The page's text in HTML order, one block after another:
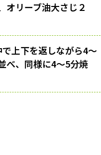
オリーブ油大さじ２
上下を返しながら4〜
べ、同様に4〜5分焼